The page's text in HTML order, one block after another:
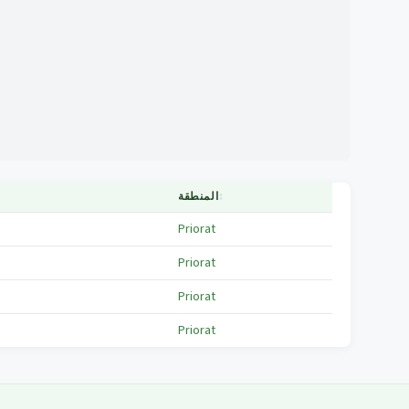
المنطقة↕
Priorat
Priorat
Priorat
Priorat